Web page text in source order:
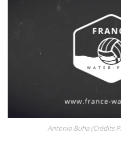
Antonio Buha (Crédits